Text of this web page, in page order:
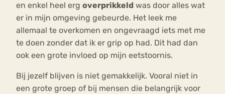
en enkel heel erg overprikkeld was door alles wat
er in mijn omgeving gebeurde. Het leek me
allemaal te overkomen en ongevraagd iets met me
te doen zonder dat ik er grip op had. Dit had dan
ook een grote invloed op mijn eetstoornis.
Bij jezelf blijven is niet gemakkelijk. Vooral niet in
een grote groep of bij mensen die belangrijk voor